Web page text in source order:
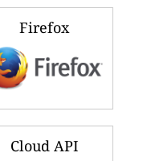
Firefox
Cloud API